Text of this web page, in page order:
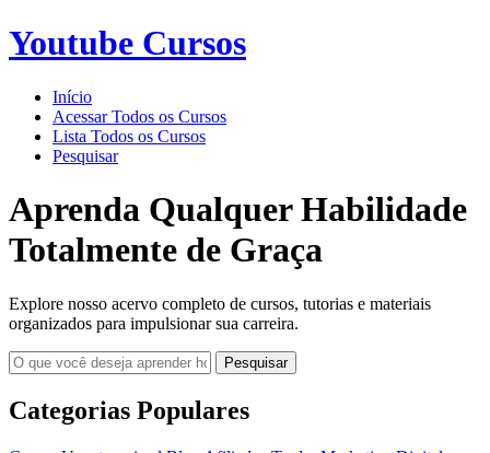
Youtube Cursos
Início
Acessar Todos os Cursos
Lista Todos os Cursos
Pesquisar
Aprenda Qualquer Habilidade
Totalmente de Graça
Explore nosso acervo completo de cursos, tutorias e materiais
organizados para impulsionar sua carreira.
Pesquisar
Categorias Populares